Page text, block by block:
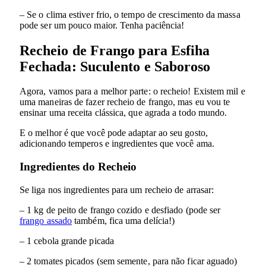
– Se o clima estiver frio, o tempo de crescimento da massa
pode ser um pouco maior. Tenha paciência!
Recheio de Frango para Esfiha
Fechada: Suculento e Saboroso
Agora, vamos para a melhor parte: o recheio! Existem mil e
uma maneiras de fazer recheio de frango, mas eu vou te
ensinar uma receita clássica, que agrada a todo mundo.
E o melhor é que você pode adaptar ao seu gosto,
adicionando temperos e ingredientes que você ama.
Ingredientes do Recheio
Se liga nos ingredientes para um recheio de arrasar:
– 1 kg de peito de frango cozido e desfiado (pode ser
frango assado também, fica uma delícia!)
– 1 cebola grande picada
– 2 tomates picados (sem semente, para não ficar aguado)